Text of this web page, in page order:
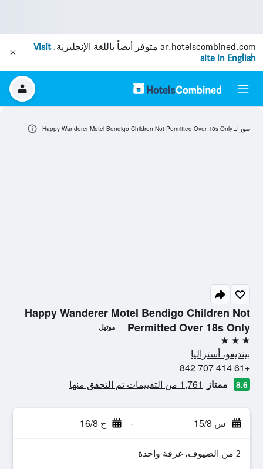
ar.hotelscombined.com متوفر أيضاً باللغة الإنجليزية.Visit
site in English
Happy Wanderer Motel Bendigo Children Not
Permitted Over 18s Only
موتيل
3 نجوم
بينديغو، أستراليا
+61 414 707 842
8.6 ممتاز 1,761 من التقييمات تم التحقق منها
س 15/8 - ح 16/8
2 من الضيوف، غرفة واحدة
صور لـ Happy Wanderer Motel Bendigo Children Not Permitted Over 18s Only